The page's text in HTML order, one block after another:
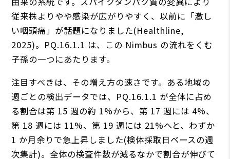
従来株よりやや感染が広がりやすく、以前に「激し
い咽頭痛」が話題になりました(Healthline,
2025)。PQ.16.1.1 は、この Nimbus の流れをくむ
子孫の一つにあたります。
注目すべきは、その増え方の速さです。ある地域の
週ごとの検出データでは、PQ.16.1.1 が全体に占め
る割合は第 15 週の約 1%から、第 17 週には 4%、
第 18 週には 11%、第 19 週には 21%へと、わずか
1 か月余りで急上昇しました(検体採取日ベースの週
次集計)。全体の検査件数が減るなかで割合が伸びて